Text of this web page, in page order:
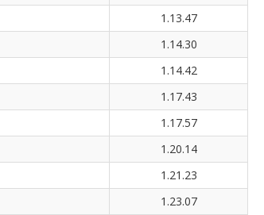
1.13.47
1.14.30
1.14.42
1.17.43
1.17.57
1.20.14
1.21.23
1.23.07